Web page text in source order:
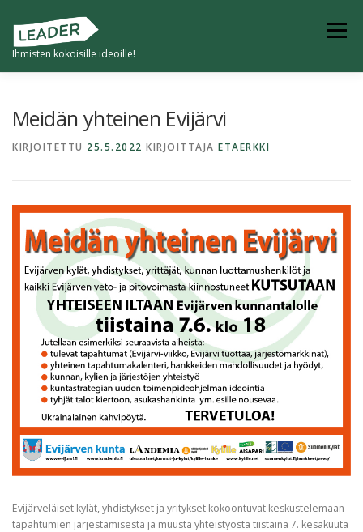
sisältöön
Ihmisten kokoisille ideoille!
Valikko
KYLILLE -HANKKEET
Meidän yhteinen Evijärvi
KIRJOITETTU 25.5.2022 KIRJOITTAJA ETAERKKI
Evijärveläiset kylät, yhdistykset ja yritykset kokoontuvat keskustelemaan
tapahtumien järjestämisestä ja muusta yhteistyöstä tiistaina 7. kesäkuuta